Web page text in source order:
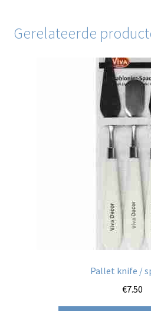
Gerelateerde
Pallet knife /
€7.50